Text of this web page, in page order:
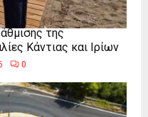
της
Κάντιας και Ιρίων
0